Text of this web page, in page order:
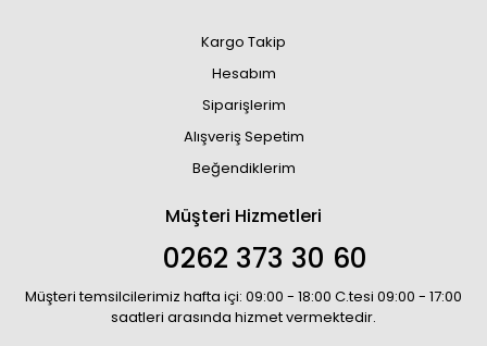
Kargo Takip
Hesabım
Siparişlerim
Alışveriş Sepetim
Beğendiklerim
Müşteri Hizmetleri
0262 373 30 60
Müşteri temsilcilerimiz hafta içi: 09:00 - 18:00 C.tesi 09:00 - 17:00
saatleri arasında hizmet vermektedir.